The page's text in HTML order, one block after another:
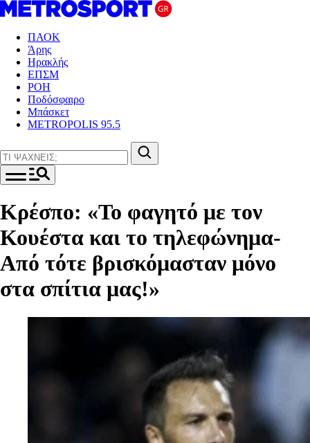
ΠΑΟΚ
Άρης
Ηρακλής
ΕΠΣΜ
ΡΟΗ
Ποδόσφαιρο
Μπάσκετ
METROPOLIS 95.5
Κρέσπο: «Το φαγητό με τον
Κουέστα και το τηλεφώνημα-
Από τότε βρισκόμασταν μόνο
στα σπίτια μας!»